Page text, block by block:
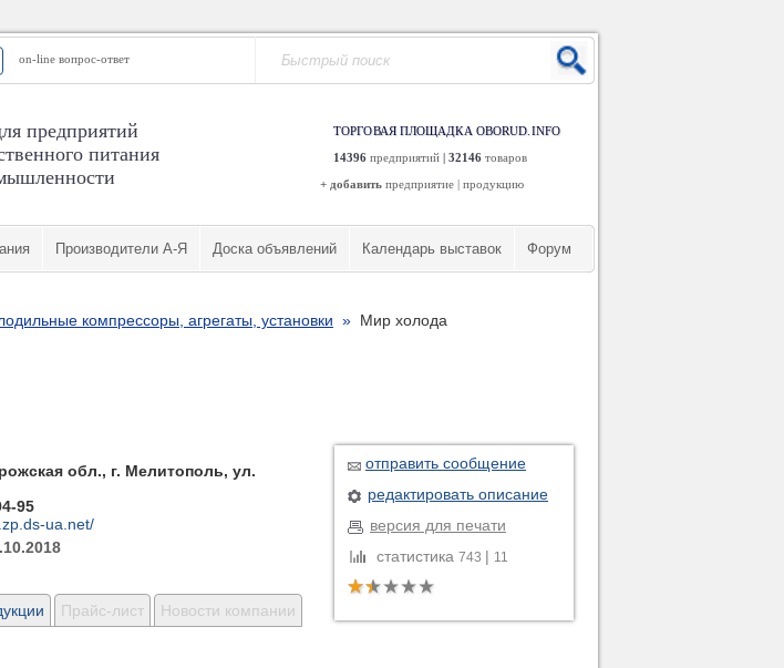
on-line вопрос-ответ
предприятий
питания
ТОРГОВАЯ ПЛОЩАДКА OBORUD.INFO
14396 предприятий | 32146 товаров
+ добавить предприятие | продукцию
Производители А-Я Доска объявлений Календарь выставок Форум
компрессоры, агрегаты, установки » Мир холода
обл., г. Мелитополь, ул.
95
ua.net/
Прайс-лист Новости компании
отправить сообщение
редактировать описание
версия для печати
статистика 743 | 11